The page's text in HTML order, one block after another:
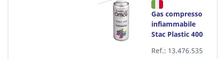
Gas compresso
infiammabile
Stac Plastic 400
Ref.: 13.476.535